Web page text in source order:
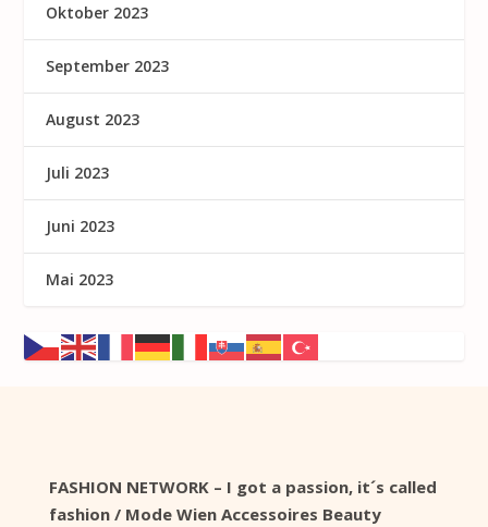
Oktober 2023
September 2023
August 2023
Juli 2023
Juni 2023
Mai 2023
FASHION NETWORK – I got a passion, it´s called
fashion / Mode Wien Accessoires Beauty